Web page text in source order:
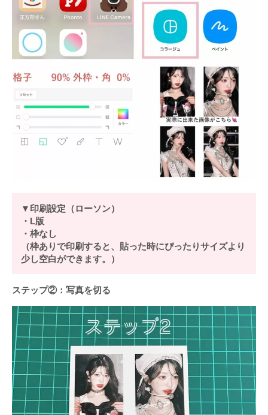
▼印刷設定（ローソン）
・L版
・枠なし
（枠ありで印刷すると、貼った時にぴったりサイズより
少し空白ができます。）
ステップ②：写真を切る